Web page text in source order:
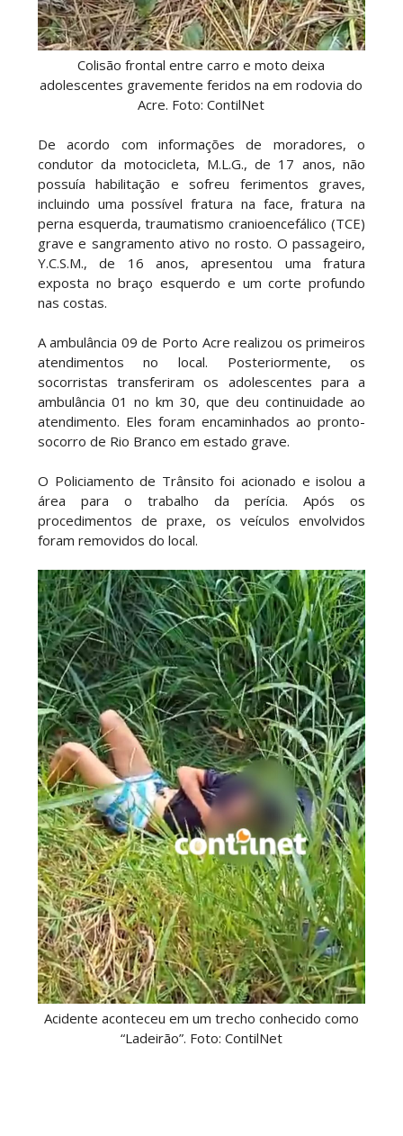
Colisão frontal entre carro e moto deixa
adolescentes gravemente feridos na em rodovia do
Acre. Foto: ContilNet
De acordo com informações de moradores, o
condutor da motocicleta, M.L.G., de 17 anos, não
possuía habilitação e sofreu ferimentos graves,
incluindo uma possível fratura na face, fratura na
perna esquerda, traumatismo cranioencefálico (TCE)
grave e sangramento ativo no rosto. O passageiro,
Y.C.S.M., de 16 anos, apresentou uma fratura
exposta no braço esquerdo e um corte profundo
nas costas.
A ambulância 09 de Porto Acre realizou os primeiros
atendimentos no local. Posteriormente, os
socorristas transferiram os adolescentes para a
ambulância 01 no km 30, que deu continuidade ao
atendimento. Eles foram encaminhados ao pronto-
socorro de Rio Branco em estado grave.
O Policiamento de Trânsito foi acionado e isolou a
área para o trabalho da perícia. Após os
procedimentos de praxe, os veículos envolvidos
foram removidos do local.
Acidente aconteceu em um trecho conhecido como
“Ladeirão”. Foto: ContilNet